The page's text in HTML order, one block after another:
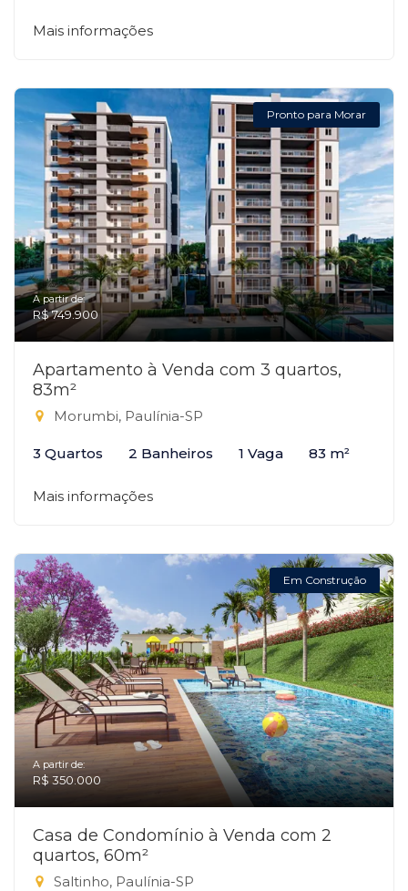
Mais informações
Pronto para Morar
A partir de:
R$ 749.900
Apartamento à Venda com 3 quartos,
83m²
Morumbi, Paulínia-SP
3 Quartos 2 Banheiros 1 Vaga 83 m²
Mais informações
Em Construção
A partir de:
R$ 350.000
Casa de Condomínio à Venda com 2
quartos, 60m²
Saltinho, Paulínia-SP